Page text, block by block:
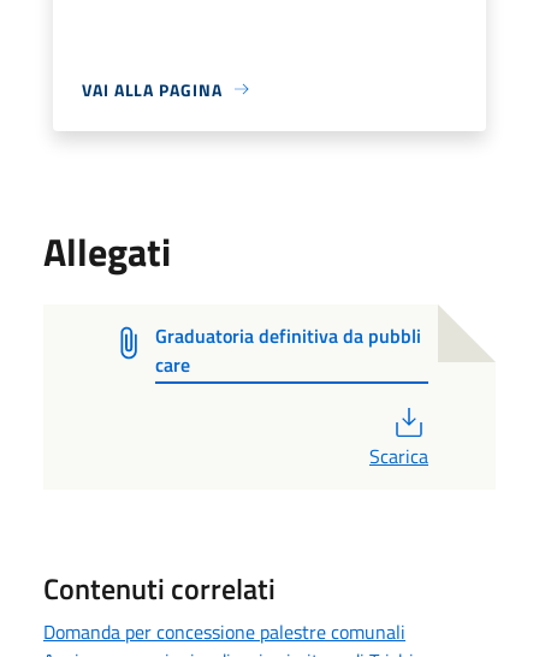
VAI ALLA PAGINA
Allegati
Graduatoria definitiva da pubbli
care
Scarica
Contenuti correlati
Domanda per concessione palestre comunali